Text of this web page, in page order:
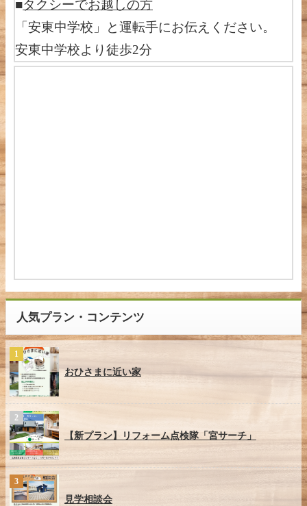
■タクシーでお越しの方
「安東中学校」と運転手にお伝えください。
安東中学校より徒歩2分
人気プラン・コンテンツ
おひさまに近い家
【新プラン】リフォーム点検隊「宮サーチ」
見学相談会